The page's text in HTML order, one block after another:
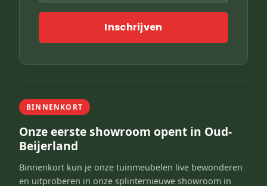
Inschrijven
BINNENKORT
Onze eerste showroom opent in Oud-
Beijerland
Binnenkort kun je onze tuinmeubelen live bewonderen
en uitproberen in onze splinternieuwe showroom in